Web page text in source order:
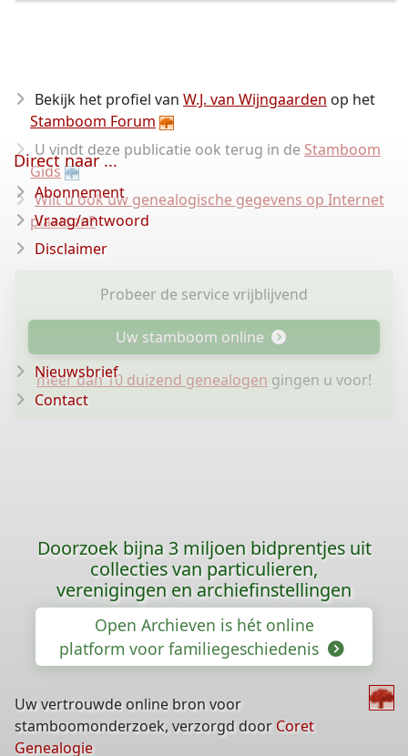
Bekijk het profiel van W.J. van Wijngaarden op het
Stamboom Forum
U vindt deze publicatie ook terug in de Stamboom
Gids
Wilt u ook uw genealogische gegevens op Internet
plaatsen?
Probeer de service vrijblijvend
Uw stamboom online
meer dan 10 duizend genealogen gingen u voor!
Direct naar ...
Abonnement
Vraag/antwoord
Disclaimer
Nieuwsbrief
Contact
Doorzoek bijna 3 miljoen bidprentjes uit
collecties van particulieren,
verenigingen en archiefinstellingen
Open Archieven is hét online
platform voor familiegeschiedenis
Uw vertrouwde online bron voor
stamboomonderzoek, verzorgd door Coret
Genealogie